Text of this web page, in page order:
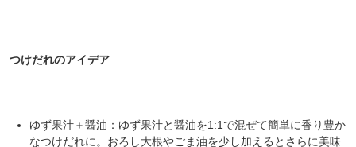
つけだれのアイデア
ゆず果汁＋醤油：ゆず果汁と醤油を1:1で混ぜて簡単に香り豊か
なつけだれに。おろし大根やごま油を少し加えるとさらに美味